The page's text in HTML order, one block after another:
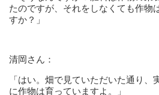
たのですが、それをしなくても作物
すか？」
清岡さん：
「はい。畑で見ていただいた通り、
に作物は育っていますよ。」